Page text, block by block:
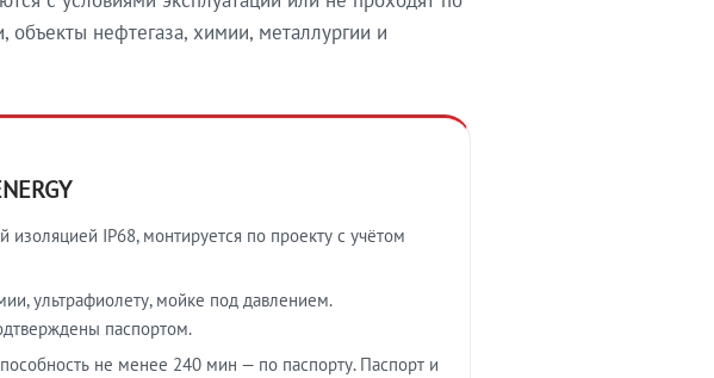
объекты нефтегаза, химии, металлургии и
изоляцией IP68, монтируется по проекту с учётом
ультрафиолету, мойке под давлением.
паспортом.
не менее 240 мин — по паспорту. Паспорт и